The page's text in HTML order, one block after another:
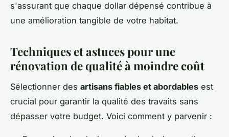
s'assurant que chaque dollar dépensé contribue à
une amélioration tangible de votre habitat.
Techniques et astuces pour une
rénovation de qualité à moindre coût
Sélectionner des artisans fiables et abordables est
crucial pour garantir la qualité des travaits sans
dépasser votre budget. Voici comment y parvenir :